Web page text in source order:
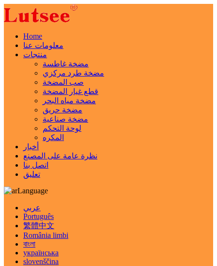
Home
معلومات عنا
منتجات
مضخة غاطسة
مضخة طرد مركزي
صب المضخة
قطع غيار المضخة
مضخة مياه البحر
مضخة حريق
مضخة صناعية
لوحة التحكم
المكره
أخبار
نظرة عامة على المصنع
اتصل بنا
تعليق
Language
عربي
Português
繁體中文
România limbi
বাংলা
українська
slovenščina